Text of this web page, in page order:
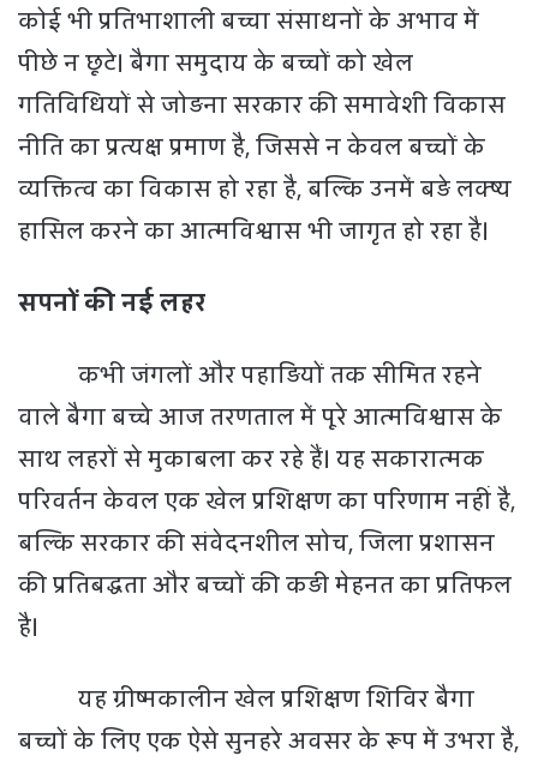
कोई भी प्रतिभाशाली बच्चा संसाधनों के अभाव में
पीछे न छूटे। बैगा समुदाय के बच्चों को खेल
गतिविधियों से जोड़ना सरकार की समावेशी विकास
नीति का प्रत्यक्ष प्रमाण है, जिससे न केवल बच्चों के
व्यक्तित्व का विकास हो रहा है, बल्कि उनमें बड़े लक्ष्य
हासिल करने का आत्मविश्वास भी जागृत हो रहा है।
सपनों की नई लहर
कभी जंगलों और पहाड़ियों तक सीमित रहने
वाले बैगा बच्चे आज तरणताल में पूरे आत्मविश्वास के
साथ लहरों से मुकाबला कर रहे हैं। यह सकारात्मक
परिवर्तन केवल एक खेल प्रशिक्षण का परिणाम नहीं है,
बल्कि सरकार की संवेदनशील सोच, जिला प्रशासन
की प्रतिबद्धता और बच्चों की कड़ी मेहनत का प्रतिफल
है।
यह ग्रीष्मकालीन खेल प्रशिक्षण शिविर बैगा
बच्चों के लिए एक ऐसे सुनहरे अवसर के रूप में उभरा है,